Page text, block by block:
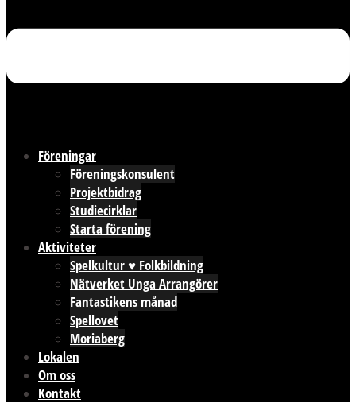
Föreningar
Föreningskonsulent
Projektbidrag
Studiecirklar
Starta förening
Aktiviteter
Spelkultur ♥ Folkbildning
Nätverket Unga Arrangörer
Fantastikens månad
Spellovet
Moriaberg
Lokalen
Om oss
Kontakt